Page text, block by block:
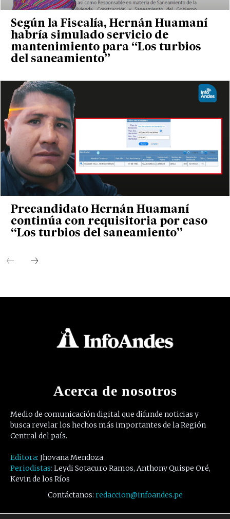
Según la Fiscalía, Hernán Huamaní
habría simulado servicio de
mantenimiento para “Los turbios
del saneamiento”
Precandidato Hernán Huamaní
continúa con requisitoria por caso
“Los turbios del saneamiento”
Acerca de nosotros
Medio de comunicación digital que difunde noticias y
busca revelar los hechos más importantes de la Región
Central del país.
Editora: Jhovana Mendoza
Periodistas: Leydi Sotacuro Ramos, Anthony Quispe Oré,
Kevin de los Ríos
Contáctanos: redaccion@infoandes.pe